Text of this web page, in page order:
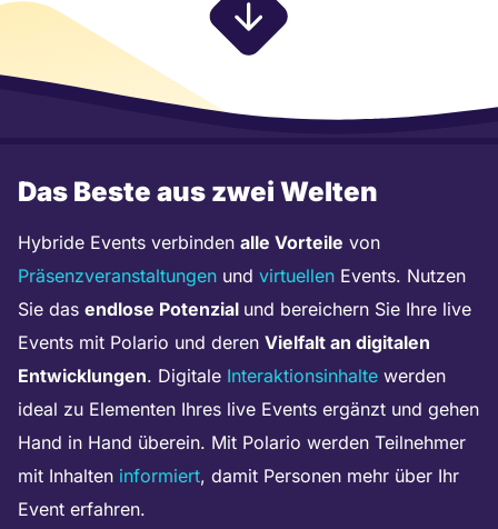
Das Beste aus zwei Welten
Hybride Events verbinden alle Vorteile von
Präsenzveranstaltungen und virtuellen Events. Nutzen
Sie das endlose Potenzial und bereichern Sie Ihre live
Events mit Polario und deren Vielfalt an digitalen
Entwicklungen. Digitale Interaktionsinhalte werden
ideal zu Elementen Ihres live Events ergänzt und gehen
Hand in Hand überein. Mit Polario werden Teilnehmer
mit Inhalten informiert, damit Personen mehr über Ihr
Event erfahren.